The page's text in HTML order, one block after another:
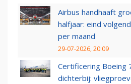
Airbus handhaaft
halfjaar: eind
per maand
29-07-2026, 20:09
Certificering Boeing
dichterbij: